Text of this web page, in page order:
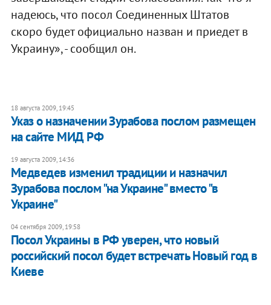
надеюсь, что посол Соединенных Штатов
скоро будет официально назван и приедет в
Украину», - сообщил он.
18 августа 2009, 19:45
Указ о назначении Зурабова послом размещен
на сайте МИД РФ
19 августа 2009, 14:36
Медведев изменил традиции и назначил
Зурабова послом "на Украине" вместо "в
Украине"
04 сентября 2009, 19:58
Посол Украины в РФ уверен, что новый
российский посол будет встречать Новый год в
Киеве